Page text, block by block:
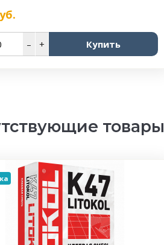
– + Купить
товары